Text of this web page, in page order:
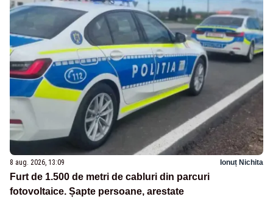
8 aug. 2026, 13:09 Ionuț Nichita
Furt de 1.500 de metri de cabluri din parcuri
fotovoltaice. Șapte persoane, arestate